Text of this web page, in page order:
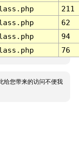
211
62
94
76
给您带来的访问不便我